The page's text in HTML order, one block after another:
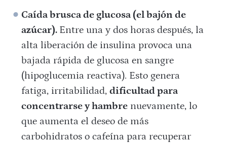
Caída brusca de glucosa (el bajón de
azúcar). Entre una y dos horas después, la
alta liberación de insulina provoca una
bajada rápida de glucosa en sangre
(hipoglucemia reactiva). Esto genera
fatiga, irritabilidad,dificultad para
concentrarse y hambre nuevamente, lo
que aumenta el deseo de más
carbohidratos o cafeína para recuperar